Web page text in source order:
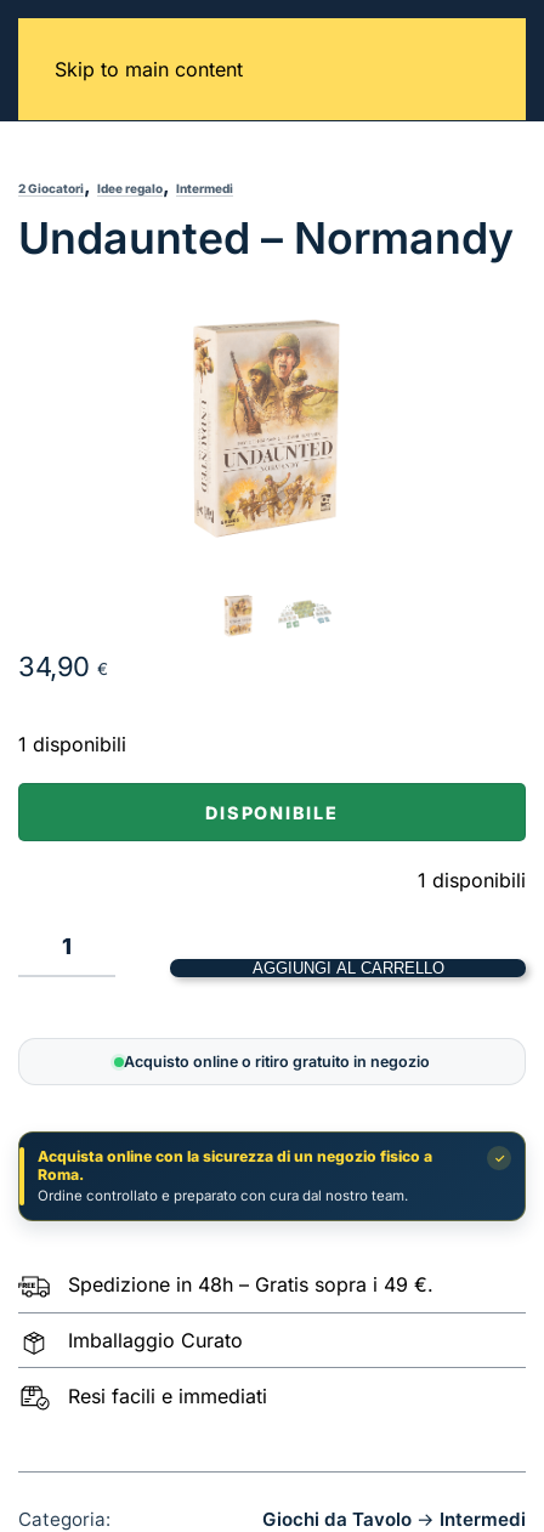
Skip to main content
2 Giocatori, Idee regalo, Intermedi
Undaunted – Normandy
34,90 €
1 disponibili
DISPONIBILE
1 disponibili
1
Normandy
quantità
AGGIUNGI AL CARRELLO
Acquisto online o ritiro gratuito in negozio
✓
Acquista online con la sicurezza di un negozio fisico a
Roma.
Ordine controllato e preparato con cura dal nostro team.
Spedizione in 48h – Gratis sopra i 49 €.
Imballaggio Curato
Resi facili e immediati
Categoria: Giochi da Tavolo → Intermedi